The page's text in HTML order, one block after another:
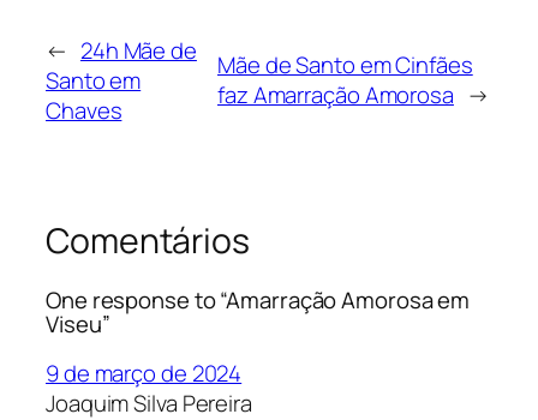
← 24h Mãe de
Santo em
Chaves
Mãe de Santo em Cinfães
faz Amarração Amorosa →
Comentários
One response to “Amarração Amorosa em
Viseu”
9 de março de 2024
Joaquim Silva Pereira